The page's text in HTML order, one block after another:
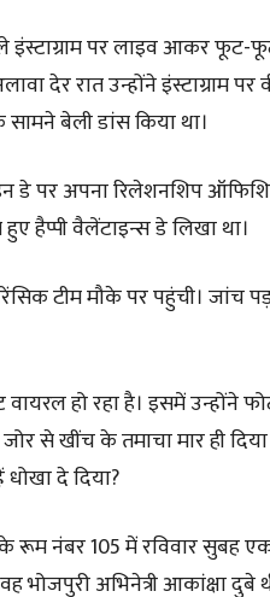
इंस्टाग्राम पर लाइव आकर फूट-
देर रात उन्होंने इंस्टाग्राम पर
सामने बेली डांस किया था।
डे पर अपना रिलेशनशिप
हैप्पी वैलेंटाइन्स डे लिखा था।
टीम मौके पर पहुंची। जांच
हो रहा है। इसमें उन्होंने
से खींच के तमाचा मार ही
दे दिया?
के रूम नंबर 105 में रविवार
भोजपुरी अभिनेत्री आकांक्षा